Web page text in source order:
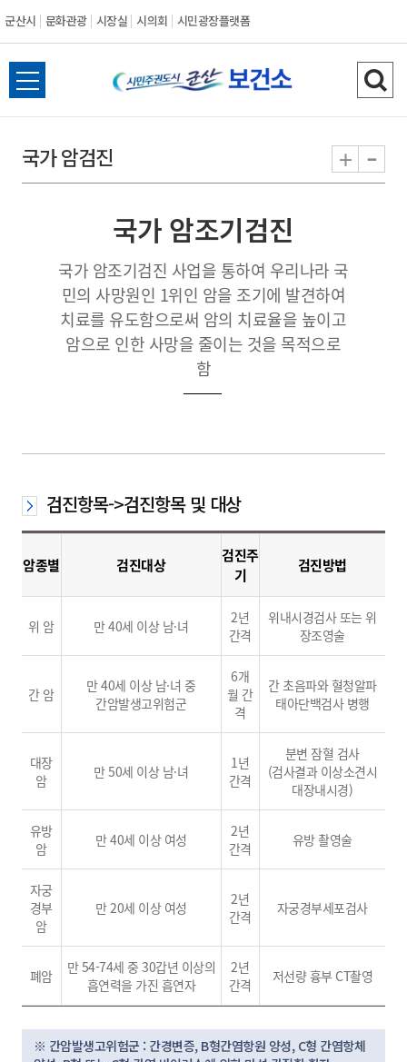
군산시 문화관광 시장실 시의회 시민광장플랫폼
군
산
전
체
뉴
열
검
색
기
국가 암검진 + -
국가 암조기검진
국가 암조기검진 사업을 통하여 우리나라 국
민의 사망원인 1위인 암을 조기에 발견하여
치료를 유도함으로써 암의 치료율을 높이고
암으로 인한 사망을 줄이는 것을 목적으로
함
검진항목->검진항목 및 대상
암종별 검진대상
검진주
기
검진방법
위 암 만 40세 이상 남·녀
2년
간격
위내시경검사 또는 위
장조영술
간 암
만 40세 이상 남·녀 중
간암발생고위험군
6개
월 간
격
간 초음파와 혈청알파
태아단백검사 병행
대장
암
만 50세 이상 남·녀
1년
간격
분변 잠혈 검사
(검사결과 이상소견시
대장내시경)
유방
암
만 40세 이상 여성
2년
간격
유방 촬영술
자궁
경부
암
만 20세 이상 여성
2년
간격
자궁경부세포검사
폐암
만 54-74세 중 30갑년 이상의
흡연력을 가진 흡연자
2년
간격
저선량 흉부 CT촬영
※ 간암발생고위험군 : 간경변증, B형간염항원 양성, C형 간염항체